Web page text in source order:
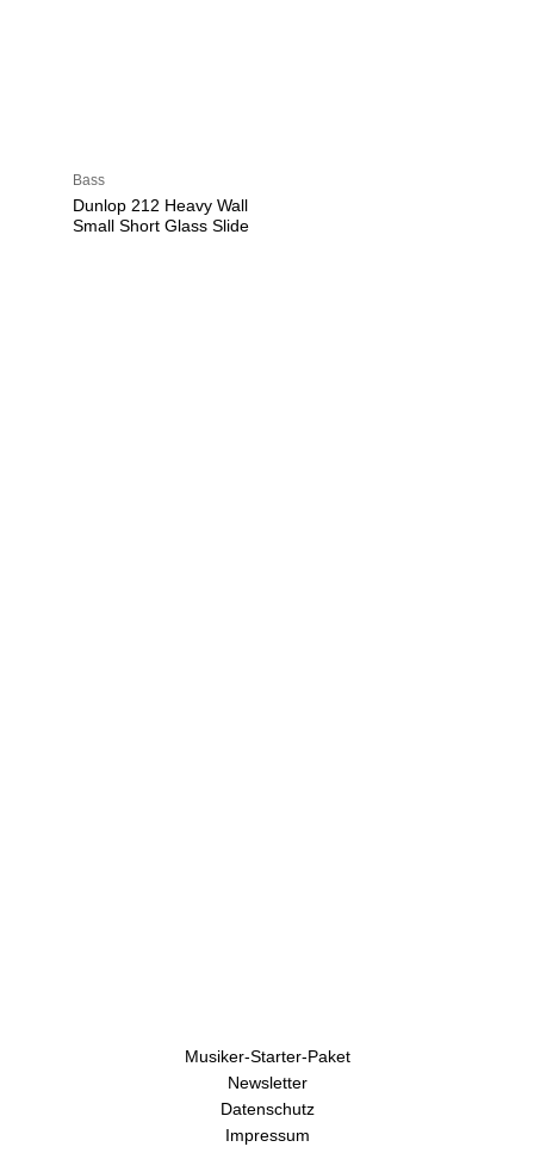
Bass
Dunlop 212 Heavy Wall
Small Short Glass Slide
Musiker-Starter-Paket
Newsletter
Datenschutz
Impressum